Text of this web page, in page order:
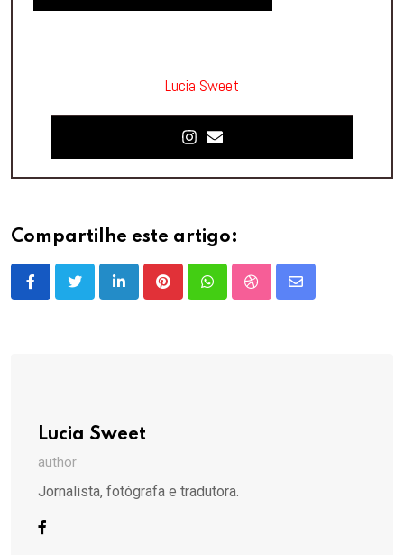
Lucia Sweet
Compartilhe este artigo:
LinkedInPinterestWhatsappStumbleUpon
Share
Lucia Sweet
author
Jornalista, fotógrafa e tradutora.